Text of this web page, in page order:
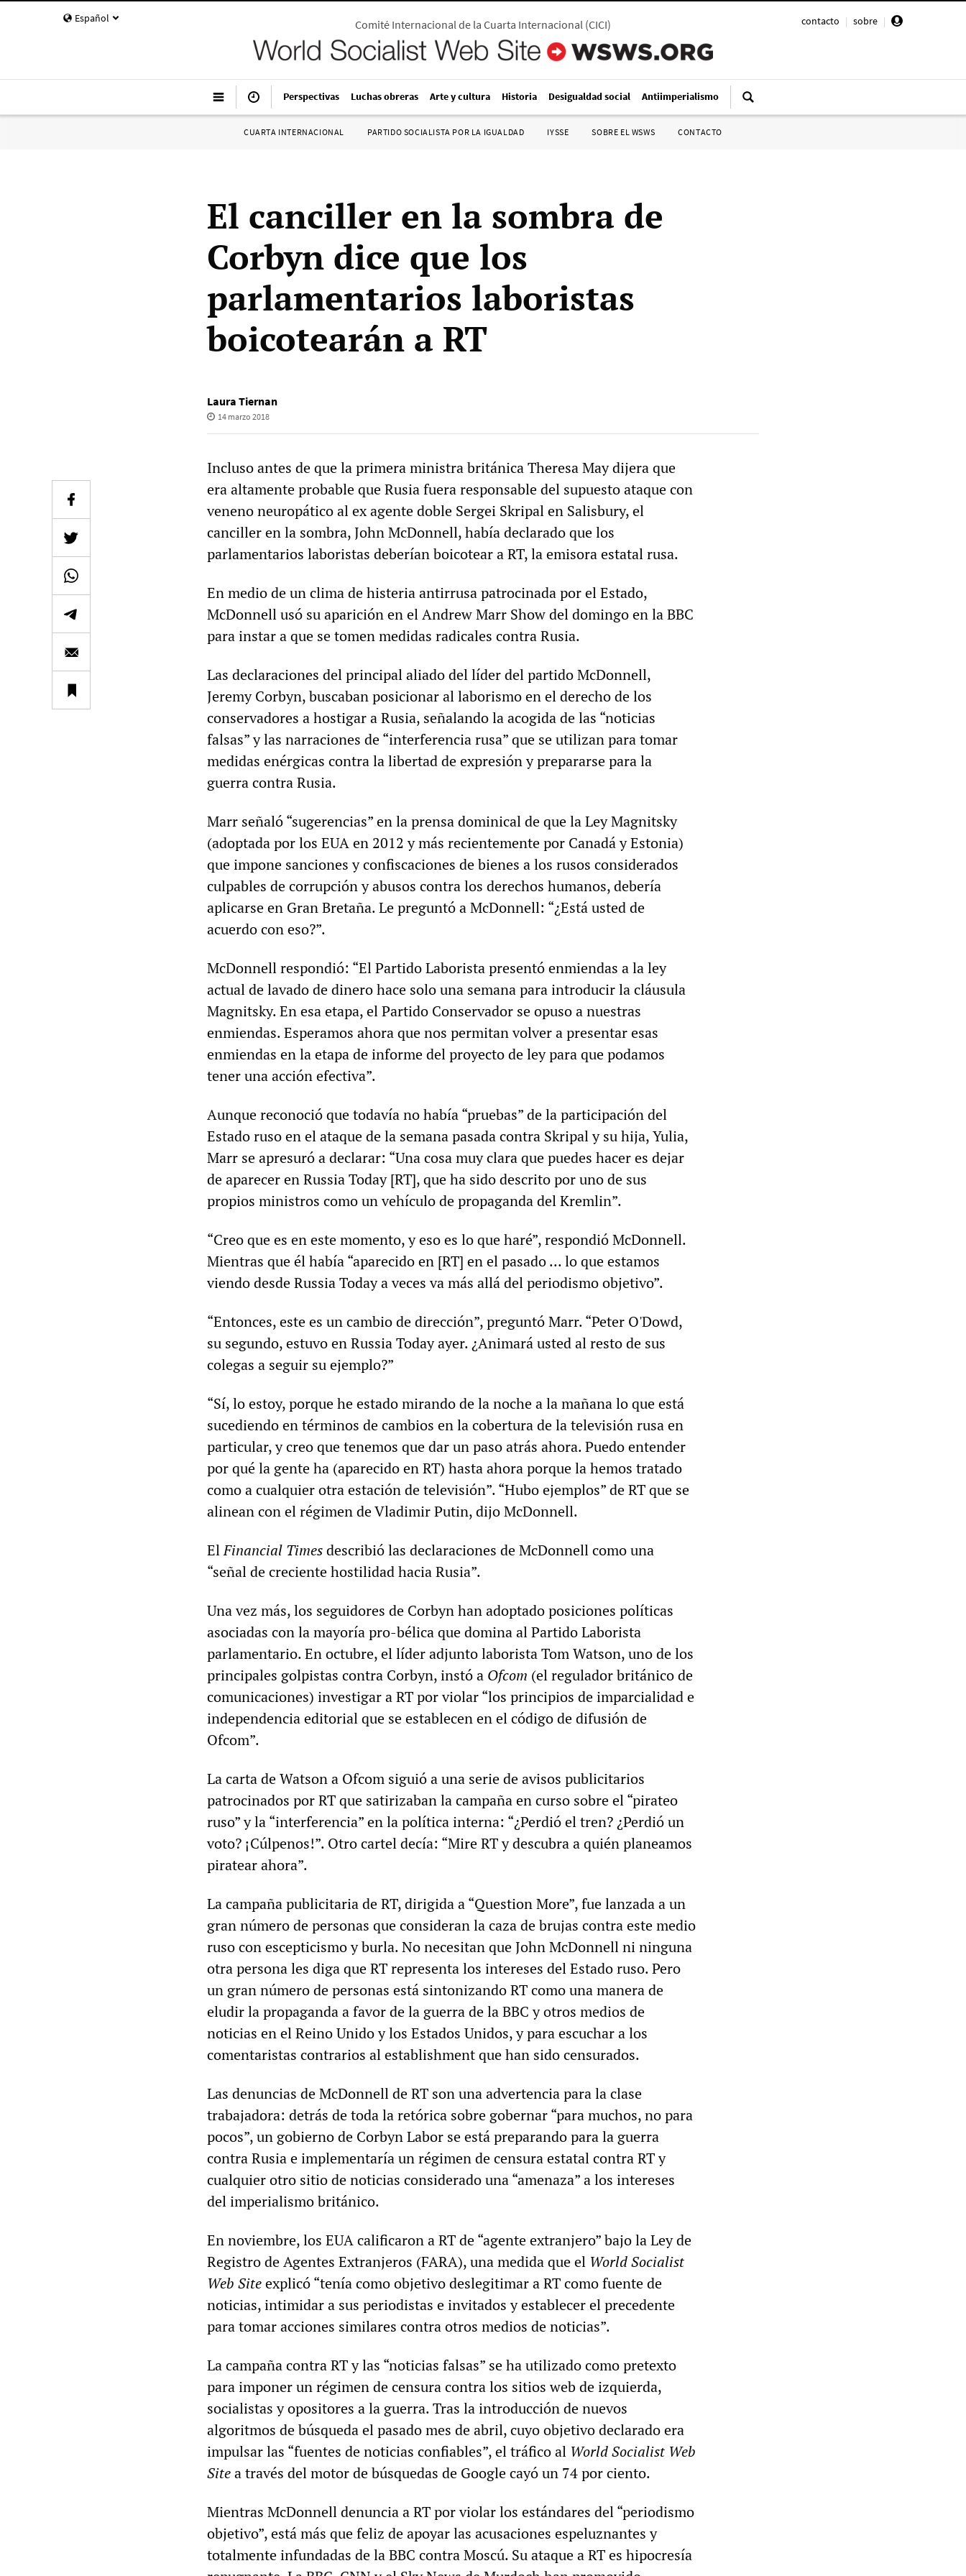
Español contacto | sobre |
Comité Internacional de la Cuarta Internacional (CICI)
Perspectivas Luchas obreras Arte y cultura Historia Desigualdad social Antiimperialismo
CUARTA INTERNACIONAL PARTIDO SOCIALISTA POR LA IGUALDAD IYSSE SOBRE EL WSWS CONTACTO
El canciller en la sombra de
Corbyn dice que los
parlamentarios laboristas
boicotearán a RT
Laura Tiernan
14 marzo 2018
Incluso antes de que la primera ministra británica Theresa May dijera que
era altamente probable que Rusia fuera responsable del supuesto ataque con
veneno neuropático al ex agente doble Sergei Skripal en Salisbury, el
canciller en la sombra, John McDonnell, había declarado que los
parlamentarios laboristas deberían boicotear a RT, la emisora estatal rusa.
En medio de un clima de histeria antirrusa patrocinada por el Estado,
McDonnell usó su aparición en el Andrew Marr Show del domingo en la BBC
para instar a que se tomen medidas radicales contra Rusia.
Las declaraciones del principal aliado del líder del partido McDonnell,
Jeremy Corbyn, buscaban posicionar al laborismo en el derecho de los
conservadores a hostigar a Rusia, señalando la acogida de las “noticias
falsas” y las narraciones de “interferencia rusa” que se utilizan para tomar
medidas enérgicas contra la libertad de expresión y prepararse para la
guerra contra Rusia.
Marr señaló “sugerencias” en la prensa dominical de que la Ley Magnitsky
(adoptada por los EUA en 2012 y más recientemente por Canadá y Estonia)
que impone sanciones y confiscaciones de bienes a los rusos considerados
culpables de corrupción y abusos contra los derechos humanos, debería
aplicarse en Gran Bretaña. Le preguntó a McDonnell: “¿Está usted de
acuerdo con eso?”.
McDonnell respondió: “El Partido Laborista presentó enmiendas a la ley
actual de lavado de dinero hace solo una semana para introducir la cláusula
Magnitsky. En esa etapa, el Partido Conservador se opuso a nuestras
enmiendas. Esperamos ahora que nos permitan volver a presentar esas
enmiendas en la etapa de informe del proyecto de ley para que podamos
tener una acción efectiva”.
Aunque reconoció que todavía no había “pruebas” de la participación del
Estado ruso en el ataque de la semana pasada contra Skripal y su hija, Yulia,
Marr se apresuró a declarar: “Una cosa muy clara que puedes hacer es dejar
de aparecer en Russia Today [RT], que ha sido descrito por uno de sus
propios ministros como un vehículo de propaganda del Kremlin”.
“Creo que es en este momento, y eso es lo que haré”, respondió McDonnell.
Mientras que él había “aparecido en [RT] en el pasado ... lo que estamos
viendo desde Russia Today a veces va más allá del periodismo objetivo”.
“Entonces, este es un cambio de dirección”, preguntó Marr. “Peter O'Dowd,
su segundo, estuvo en Russia Today ayer. ¿Animará usted al resto de sus
colegas a seguir su ejemplo?”
“Sí, lo estoy, porque he estado mirando de la noche a la mañana lo que está
sucediendo en términos de cambios en la cobertura de la televisión rusa en
particular, y creo que tenemos que dar un paso atrás ahora. Puedo entender
por qué la gente ha (aparecido en RT) hasta ahora porque la hemos tratado
como a cualquier otra estación de televisión”. “Hubo ejemplos” de RT que se
alinean con el régimen de Vladimir Putin, dijo McDonnell.
ElFinancial Timesdescribió las declaraciones de McDonnell como una
“señal de creciente hostilidad hacia Rusia”.
Una vez más, los seguidores de Corbyn han adoptado posiciones políticas
asociadas con la mayoría pro-bélica que domina al Partido Laborista
parlamentario. En octubre, el líder adjunto laborista Tom Watson, uno de los
principales golpistas contra Corbyn, instó a Ofcom (el regulador británico de
comunicaciones) investigar a RT por violar “los principios de imparcialidad e
independencia editorial que se establecen en el código de difusión de
Ofcom”.
La carta de Watson a Ofcom siguió a una serie de avisos publicitarios
patrocinados por RT que satirizaban la campaña en curso sobre el “pirateo
ruso” y la “interferencia” en la política interna: “¿Perdió el tren? ¿Perdió un
voto? ¡Cúlpenos!”. Otro cartel decía: “Mire RT y descubra a quién planeamos
piratear ahora”.
La campaña publicitaria de RT, dirigida a “Question More”, fue lanzada a un
gran número de personas que consideran la caza de brujas contra este medio
ruso con escepticismo y burla. No necesitan que John McDonnell ni ninguna
otra persona les diga que RT representa los intereses del Estado ruso. Pero
un gran número de personas está sintonizando RT como una manera de
eludir la propaganda a favor de la guerra de la BBC y otros medios de
noticias en el Reino Unido y los Estados Unidos, y para escuchar a los
comentaristas contrarios al establishment que han sido censurados.
Las denuncias de McDonnell de RT son una advertencia para la clase
trabajadora: detrás de toda la retórica sobre gobernar “para muchos, no para
pocos”, un gobierno de Corbyn Labor se está preparando para la guerra
contra Rusia e implementaría un régimen de censura estatal contra RT y
cualquier otro sitio de noticias considerado una “amenaza” a los intereses
del imperialismo británico.
En noviembre, los EUA calificaron a RT de “agente extranjero” bajo la Ley de
Registro de Agentes Extranjeros (FARA), una medida que el World Socialist
Web Siteexplicó “tenía como objetivo deslegitimar a RT como fuente de
noticias, intimidar a sus periodistas e invitados y establecer el precedente
para tomar acciones similares contra otros medios de noticias”.
La campaña contra RT y las “noticias falsas” se ha utilizado como pretexto
para imponer un régimen de censura contra los sitios web de izquierda,
socialistas y opositores a la guerra. Tras la introducción de nuevos
algoritmos de búsqueda el pasado mes de abril, cuyo objetivo declarado era
impulsar las “fuentes de noticias confiables”, el tráfico al World Socialist Web
Sitea través del motor de búsquedas de Google cayó un 74 por ciento.
Mientras McDonnell denuncia a RT por violar los estándares del “periodismo
objetivo”, está más que feliz de apoyar las acusaciones espeluznantes y
totalmente infundadas de la BBC contra Moscú. Su ataque a RT es hipocresía